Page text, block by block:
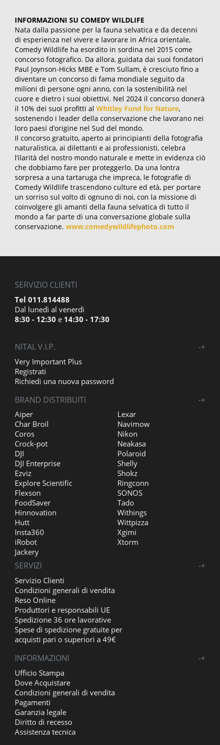
INFORMAZIONI SU COMEDY WILDLIFE
Nata dalla passione per la fauna selvatica e da decenni
di esperienza nel vivere e lavorare in Africa orientale,
Comedy Wildlife ha esordito in sordina nel 2015 come
concorso fotografico. Da allora, guidata dai suoi fondatori
Paul Joynson-Hicks MBE e Tom Sullam, è cresciuto fino a
diventare un concorso di fama mondiale seguito da
milioni di persone ogni anno, con la sostenibilità nel
cuore e dietro i suoi obiettivi. Nel 2024 il concorso donerà
il 10% dei suoi profitti al Whitley Fund for Nature,
sostenendo i leader della conservazione che lavorano nei
loro paesi d’origine nel Sud del mondo.
Il concorso gratuito, aperto ai principianti della fotografia
naturalistica, ai dilettanti e ai professionisti, celebra
l’ilarità del nostro mondo naturale e mette in evidenza ciò
che dobbiamo fare per proteggerlo. Da una lontra
sorpresa a una tartaruga che impreca, le fotografie di
Comedy Wildlife trascendono culture ed età, per portare
un sorriso sul volto di ognuno di noi, con la missione di
coinvolgere gli amanti della fauna selvatica di tutto il
mondo a far parte di una conversazione globale sulla
conservazione. www.comedywildlifephoto.com
SERVIZIO CLIENTI
Tel 011.814488
Dal lunedì al venerdì
8:30 - 12:30 e 14:30 - 17:30
NITAL V.I.P. +
-
Very Important Plus
Registrati
Richiedi una nuova password
BRAND DISTRIBUITI +
-
Aiper
Char Broil
Coros
Crock-pot
DJI
DJI Enterprise
Ezviz
Explore Scientific
Flexson
FoodSaver
Hinnovation
Hutt
Insta360
iRobot
Jackery
Lexar
Navimow
Nikon
Neakasa
Polaroid
Shelly
Shokz
Ringconn
SONOS
Tado
Withings
Wittpizza
Xgimi
Xtorm
SERVIZI +
-
Servizio Clienti
Condizioni generali di vendita
Reso Online
Produttori e responsabili UE
Spedizione 36 ore lavorative
Spese di spedizione gratuite per
acquisti pari o superiori a 49€
INFORMAZIONI +
-
Ufficio Stampa
Dove Acquistare
Condizioni generali di vendita
Pagamenti
Garanzia legale
Diritto di recesso
Assistenza tecnica